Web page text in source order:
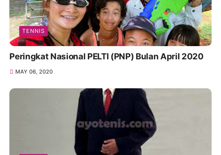
TENNIS
Peringkat Nasional PELTI (PNP) Bulan April 2020
MAY 06, 2020